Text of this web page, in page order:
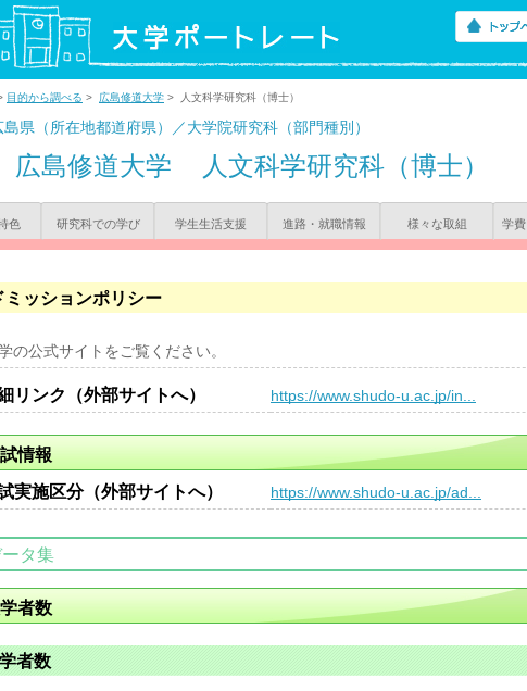
目的から調べる > 広島修道大学 > 人文科学研究科（博士）
島県（所在地都道府県）／大学院研究科（部門種別）
広島修道大学 人文科学研究科（博士）
色 研究科での学び 学生生活支援 進路・就職情報 様々な取組 学
ミッションポリシー
の公式サイトをご覧ください。
リンク（外部サイトへ） https://www.shudo-u.ac.jp/in...
情報
実施区分（外部サイトへ）
https://www.shudo-u.ac.jp/ad...
タ集
者数
者数